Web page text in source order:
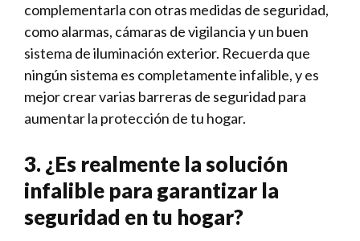
complementarla⁤ con otras medidas ‌de seguridad,
como alarmas, cámaras de vigilancia y un buen
sistema ​de iluminación‍ exterior. Recuerda que
ningún sistema es completamente ‍infalible, y es
mejor crear varias barreras‍ de seguridad para
aumentar la protección de ⁢tu⁤ hogar.
3. ⁢¿Es realmente la ​solución
infalible para ‌garantizar​ la
‌seguridad en tu hogar?